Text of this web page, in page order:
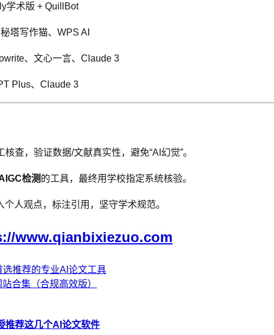
学术版 + QuillBot
塔写作猫、WPS AI
、文心一言、Claude 3
Plus、Claude 3
核查，验证数据/文献真实性，避免“AI幻觉”。
检测的工具，最终用学校指定系统核验。
个人观点，标注引用，坚守学术规范。
www.qianbixiezuo.com
推荐的专业AI论文工具
合集（合规高效版）
推荐这几个AI论文软件